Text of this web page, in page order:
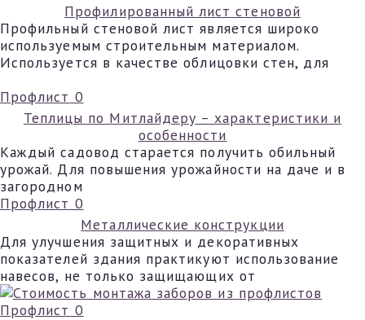
Профилированный лист стеновой
Профильный стеновой лист является широко
используемым строительным материалом.
Используется в качестве облицовки стен, для
Профлист 0
Теплицы по Митлайдеру – характеристики и
особенности
Каждый садовод старается получить обильный
урожай. Для повышения урожайности на даче и в
загородном
Профлист 0
Металлические конструкции
Для улучшения защитных и декоративных
показателей здания практикуют использование
навесов, не только защищающих от
Профлист 0